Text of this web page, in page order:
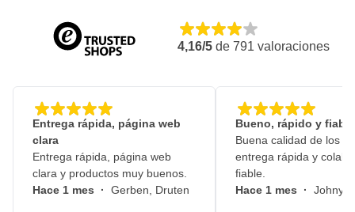
4,16/5 de 791 valoraciones
Entrega rápida, página web
clara
Entrega rápida, página web
clara y productos muy buenos.
Hace 1 mes · Gerben, Druten
Bueno, rápido y fiable
Buena calidad de los
entrega rápida y
fiable.
Hace 1 mes · Johny,